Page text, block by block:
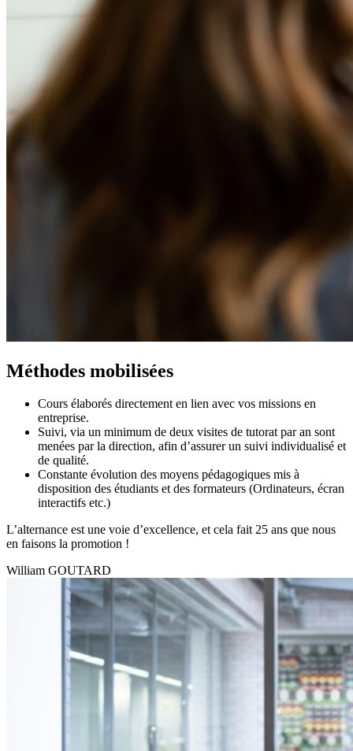
Méthodes mobilisées
Cours élaborés directement en lien avec vos missions en
entreprise.
Suivi, via un minimum de deux visites de tutorat par an sont
menées par la direction, afin d’assurer un suivi individualisé et
de qualité.
Constante évolution des moyens pédagogiques mis à
disposition des étudiants et des formateurs (Ordinateurs, écran
interactifs etc.)
L’alternance est une voie d’excellence, et cela fait 25 ans que nous
en faisons la promotion !
William GOUTARD